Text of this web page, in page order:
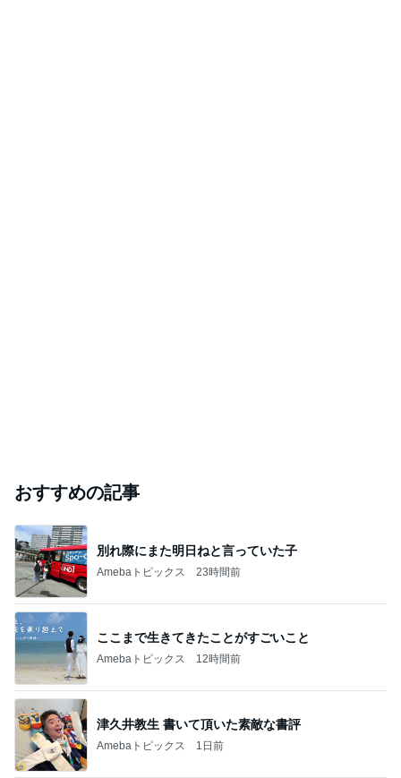
おすすめの記事
別れ際にまた明日ねと言っていた子
Amebaトピックス 23時間前
ここまで生きてきたことがすごいこと
Amebaトピックス 12時間前
津久井教生 書いて頂いた素敵な書評
Amebaトピックス 1日前